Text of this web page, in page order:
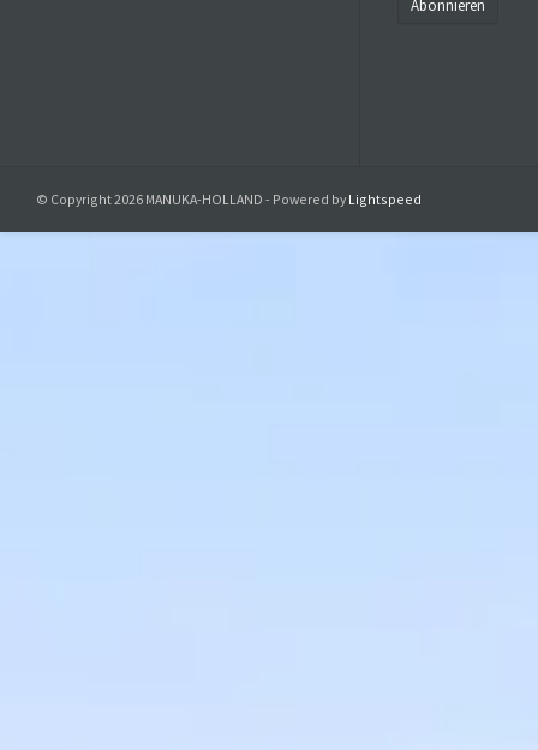
Abonnieren
© Copyright 2026 MANUKA-HOLLAND - Powered by Lightspeed